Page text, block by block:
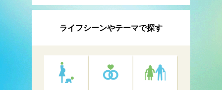
ライフシーンやテーマで探す